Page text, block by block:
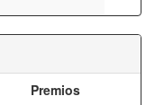
Premios